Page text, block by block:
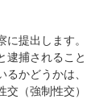
提出します。
逮捕されること
かどうかは、
（強制性交）